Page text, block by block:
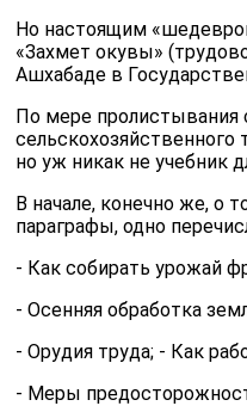
Но настоящим
«Захмет окувы»
Ашхабаде в
По мере пролистывания
сельскохозяйственного
но уж никак не учебник
В начале, конечно же, о
параграфы, одно
- Как собирать урожай
- Осенняя обработка
- Орудия труда; - Как
- Меры